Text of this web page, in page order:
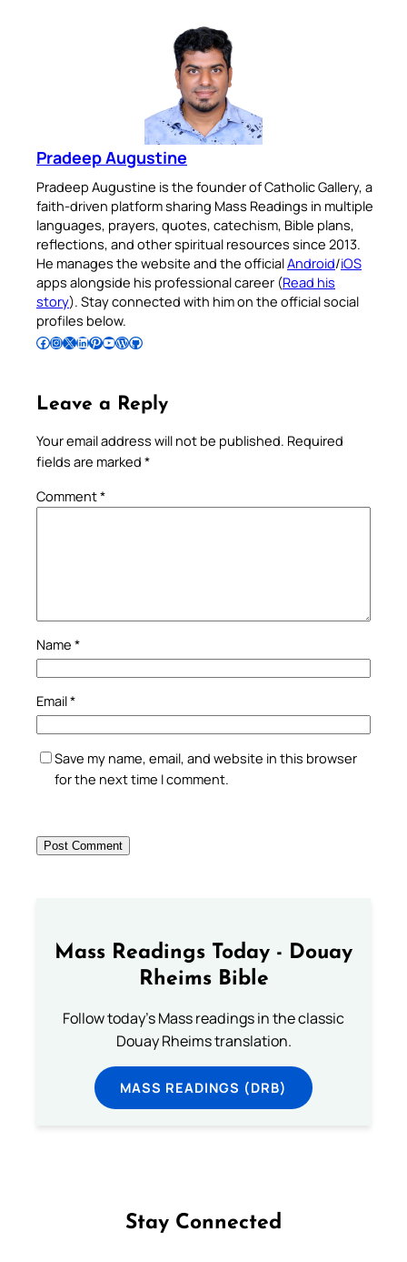
Pradeep Augustine
Pradeep Augustine is the founder of Catholic Gallery, a
faith-driven platform sharing Mass Readings in multiple
languages, prayers, quotes, catechism, Bible plans,
reflections, and other spiritual resources since 2013.
He manages the website and the officialAndroid/iOS
apps alongside his professional career (Read his
story). Stay connected with him on the official social
profiles below.
Follow Pradeep on Facebook Follow Pradeep on InstagramFollow Pradeep on X Follow Pradeep on LinkedIn Follow Pradeep on Pinterest Subscribe to Pradeep’s Youtube Channel Follow Pradeep on WordPress Follow Pradeep on GitHub
Leave a Reply
Your email address will not be published. Required
fields are marked *
Comment*
Name *
Email*
Save my name, email, and website in this browser
for the next time I comment.
Mass Readings Today - Douay
Rheims Bible
Follow today's Mass readings in the classic
Douay Rheims translation.
MASS READINGS (DRB)
Stay Connected